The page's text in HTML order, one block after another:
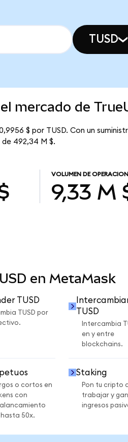
TUSD
mercado de
$ por TUSD. Con un
492,34 M $.
VOLUMEN DE
9,33 M
en MetaMask
TUSD
TUSD por
TUSD
Intercambia
en y entre
blockchains.
o cortos en
con
hasta 50x.
Staking
Pon tu cripto
trabajar y
ingresos